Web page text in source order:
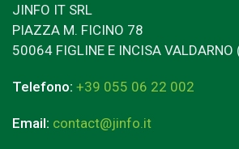
JINFO IT SRL
PIAZZA M. FICINO 78
50064 FIGLINE E INCISA VALDARNO
Telefono: +39 055 06 22 002
Email: contact@jinfo.it